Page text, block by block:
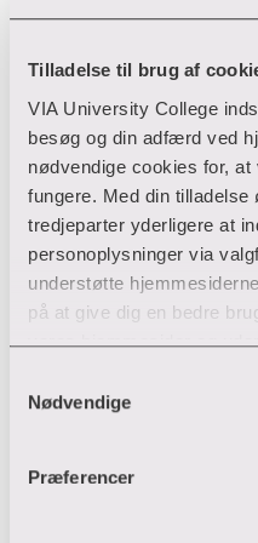
Tilladelse til brug af
VIA University College
besøg og din adfærd ved
nødvendige cookies for,
fungere. Med din
tredjeparter yderligere at
personoplysninger via
understøtte
på at give dig en bedre
vores hjemmesider og
hjemmesider og sociale
Du kan til enhver tid til-
din tilladelse tilbage ved
Nødvendige
Præferencer
pædagogiske grundlag.
Stort samarbejde på
forskellige partnere har
pædagogisk grundlag.
Kontaktperson:
Anne Mette Buus,
Projektets formål er at